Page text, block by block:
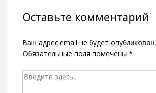
Оставьте комментарий
Ваш адрес email не будет опубликован.
Обязательные поля помечены *
Введите